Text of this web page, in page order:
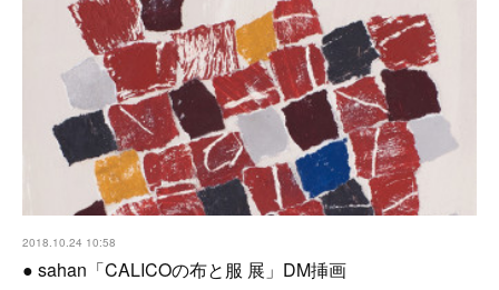
2018.10.24 10:58
● sahan「CALICOの布と服 展」DM挿画